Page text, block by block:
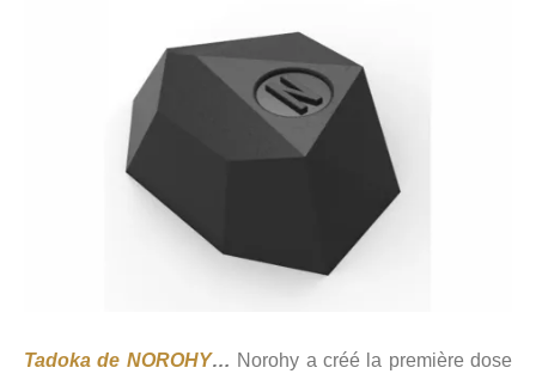
Tadoka de NOROHY… Norohy a créé la première dose